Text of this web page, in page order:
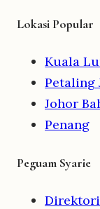
Lokasi Popular
Kuala
Petaling
Johor
Penang
Peguam Syarie